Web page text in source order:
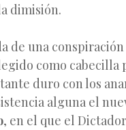
dimisión.
de una
como cabecilla
duro con los
alguna el
, en el que el